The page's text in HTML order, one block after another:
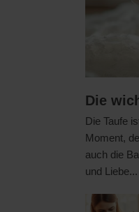
Die
Die Taufe
Moment,
auch die
und Liebe...